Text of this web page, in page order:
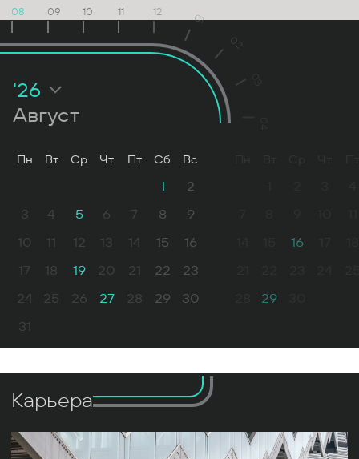
08 09 10 11 12 01
02
Август
'26
Пн Вт Ср Чт Пт Сб Вс
1
2
3
4 5 6 7 8
9
10
11 12 13 14 15
16
17
18 19 20 21 22
23
24
25 26 27 28 29
30
31
16
29
Карьера